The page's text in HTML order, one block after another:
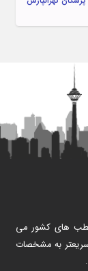
مطب های کشور می
سریعتر به مشخصات